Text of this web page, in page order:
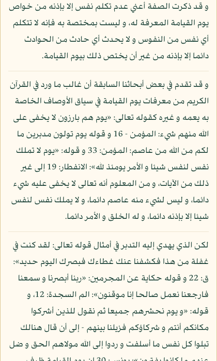
و قد ذكرت الصفة أعني عدم تكلم نفس إلا بإذنه من خواص
يوم القيامة المعرفة له، و ليست بمختصة به فإنه لا تتكلم
أي نفس من النفوس و لا يحدث أي حادث من الحوادث
دائما إلا بإذنه من غير أن يختص ذلك بيوم القيامة.
و قد تقدم في بعض أبحاثنا السابقة أن غالب ما ورد في القرآن
الكريم من معرفات يوم القيامة في سياق الأوصاف الخاصة
به يعمه و غيره كقوله تعالى: «يوم هم بارزون لا يخفى على
الله منهم شيء: المؤمن - 16 و قوله يوم تولون مدبرين ما
لكم من الله من عاصم: المؤمن: 33 و قوله: «يوم لا تملك
نفس لنفس شيئا و الأمر يومئذ لله»: الانفطار: 19 إلى غير
ذلك من الآيات، و من المعلوم أنه تعالى لا يخفى عليه شيء
دائما، و ليس لشيء منه عاصم دائما، و لا يملك نفس لنفس
شيئا إلا بإذنه دائما، و له الخلق و الأمر دائما.
لكن الذي يهدي إليه التدبر في أمثال قوله تعالى: لقد كنت في
غفلة من هذا فكشفنا عنك غطاءك فبصرك اليوم حديد»:
ق: 22 و قوله حكاية عن المجرمين: «ربنا أبصرنا و سمعنا
فارجعنا نعمل صالحا إنا موقنون»: الم السجدة: 12، و
قوله: «و يوم نحشرهم جميعا ثم نقول للذين أشركوا
مكانكم أنتم و شركاؤكم فزيلنا بينهم - إلى أن قال هنالك
تبلوا كل نفس ما أسلفت و ردوا إلى الله مولاهم الحق و ضل